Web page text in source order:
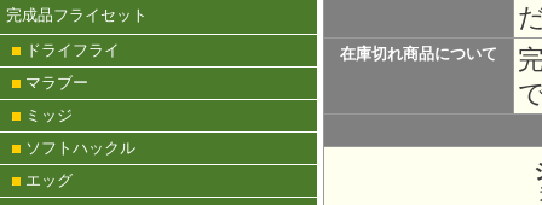
完成品フライセット
ドライフライ
マラブー
ミッジ
ソフトハックル
エッグ
在庫切れ商品について